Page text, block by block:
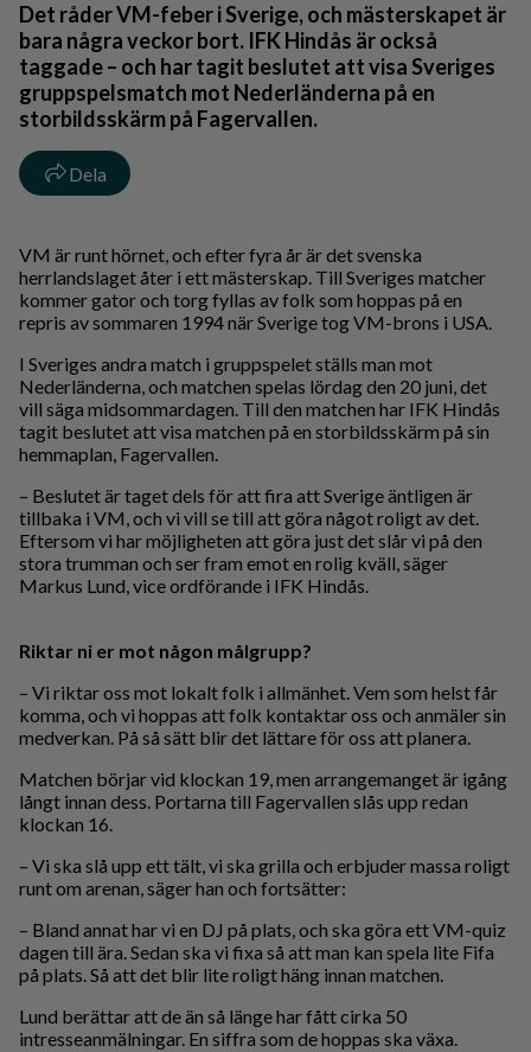
Det råder VM-feber i Sverige, och mästerskapet är
bara några veckor bort. IFK Hindås är också
taggade – och har tagit beslutet att visa Sveriges
gruppspelsmatch mot Nederländerna på en
storbildsskärm på Fagervallen.
Dela
VM är runt hörnet, och efter fyra år är det svenska
herrlandslaget åter i ett mästerskap. Till Sveriges matcher
kommer gator och torg fyllas av folk som hoppas på en
repris av sommaren 1994 när Sverige tog VM-brons i USA.
I Sveriges andra match i gruppspelet ställs man mot
Nederländerna, och matchen spelas lördag den 20 juni, det
vill säga midsommardagen. Till den matchen har IFK Hindås
tagit beslutet att visa matchen på en storbildsskärm på sin
hemmaplan, Fagervallen.
– Beslutet är taget dels för att fira att Sverige äntligen är
tillbaka i VM, och vi vill se till att göra något roligt av det.
Eftersom vi har möjligheten att göra just det slår vi på den
stora trumman och ser fram emot en rolig kväll, säger
Markus Lund, vice ordförande i IFK Hindås.
Riktar ni er mot någon målgrupp?
– Vi riktar oss mot lokalt folk i allmänhet. Vem som helst får
komma, och vi hoppas att folk kontaktar oss och anmäler sin
medverkan. På så sätt blir det lättare för oss att planera.
Matchen börjar vid klockan 19, men arrangemanget är igång
långt innan dess. Portarna till Fagervallen slås upp redan
klockan 16.
– Vi ska slå upp ett tält, vi ska grilla och erbjuder massa roligt
runt om arenan, säger han och fortsätter:
– Bland annat har vi en DJ på plats, och ska göra ett VM-quiz
dagen till ära. Sedan ska vi fixa så att man kan spela lite Fifa
på plats. Så att det blir lite roligt häng innan matchen.
Lund berättar att de än så länge har fått cirka 50
intresseanmälningar. En siffra som de hoppas ska växa.